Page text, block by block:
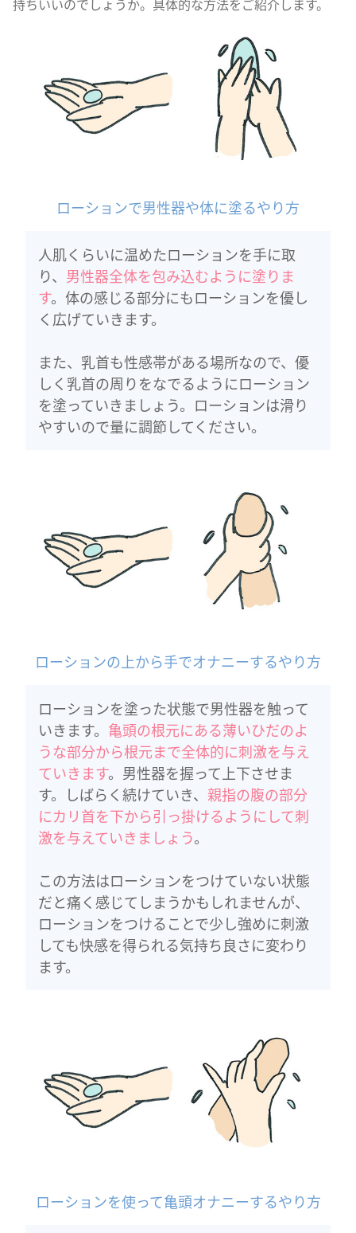
持ちいいのでしょうか。具体的な方法をご紹介します。
ローションで男性器や体に塗るやり方
人肌くらいに温めたローションを手に取
り、 男性器全体を包み込むように塗りま
す。体の感じる部分にもローションを優し
く広げていきます。
また、乳首も性感帯がある場所なので、優
しく乳首の周りをなでるようにローション
を塗っていきましょう。ローションは滑り
やすいので量に調節してください。
ローションの上から手でオナニーするやり方
ローションを塗った状態で男性器を触って
いきます。 亀頭の根元にある薄いひだのよ
うな部分から根元まで全体的に刺激を与え
ていきます。男性器を握って上下させま
す。しばらく続けていき、 親指の腹の部分
にカリ首を下から引っ掛けるようにして刺
激を与えていきましょう。
この方法はローションをつけていない状態
だと痛く感じてしまうかもしれませんが、
ローションをつけることで少し強めに刺激
しても快感を得られる気持ち良さに変わり
ます。
ローションを使って亀頭オナニーするやり方